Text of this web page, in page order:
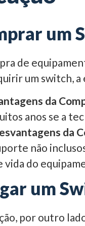
um
de
um switch,
da
anos se a
da
não
vida do
um
por outro